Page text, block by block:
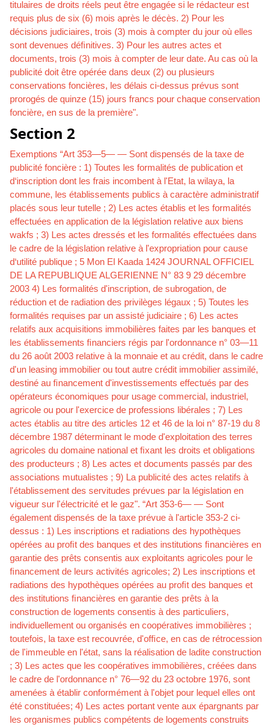
titulaires de droits réels peut être engagée si le rédacteur est
requis plus de six (6) mois après le décès. 2) Pour les
décisions judiciaires, trois (3) mois à compter du jour où elles
sont devenues déﬁnitives. 3) Pour les autres actes et
documents, trois (3) mois à compter de leur date. Au cas où la
publicité doit être opérée dans deux (2) ou plusieurs
conservations foncières, les délais ci-dessus prévus sont
prorogés de quinze (15) jours francs pour chaque conservation
foncière, en sus de la première".
Section 2
Exemptions “Art 353—5— — Sont dispensés de la taxe de
publicité foncière : 1) Toutes les formalités de publication et
d‘inscription dont les frais incombent à l'Etat, la wilaya, la
commune, les établissements publics à caractère administratif
placés sous leur tutelle ; 2) Les actes établis et les formalités
effectuées en application de la législation relative aux biens
wakfs ; 3) Les actes dressés et les formalités effectuées dans
le cadre de la législation relative à l'expropriation pour cause
d‘utilité publique ; 5 Mon El Kaada 1424 JOURNAL OFFICIEL
DE LA REPUBLIQUE ALGERIENNE N° 83 9 29 décembre
2003 4) Les formalités d'inscription, de subrogation, de
réduction et de radiation des privilèges légaux ; 5) Toutes les
formalités requises par un assisté judiciaire ; 6) Les actes
relatifs aux acquisitions immobilières faites par les banques et
les établissements ﬁnanciers régis par l'ordonnance n° 03—11
du 26 août 2003 relative à la monnaie et au crédit, dans le cadre
d'un leasing immobilier ou tout autre crédit immobilier assimilé,
destiné au ﬁnancement d'investissements effectués par des
opérateurs économiques pour usage commercial, industriel,
agricole ou pour l'exercice de professions libérales ; 7) Les
actes établis au titre des articles 12 et 46 de la loi n° 87-19 du 8
décembre 1987 déterminant le mode d'exploitation des terres
agricoles du domaine national et ﬁxant les droits et obligations
des producteurs ; 8) Les actes et documents passés par des
associations mutualistes ; 9) La publicité des actes relatifs à
l'établissement des servitudes prévues par la législation en
vigueur sur l'électricité et le gaz". “Art 353-6— — Sont
également dispensés de la taxe prévue à l'article 353-2 ci-
dessus : 1) Les inscriptions et radiations des hypothèques
opérées au proﬁt des banques et des institutions ﬁnancières en
garantie des prêts consentis aux exploitants agricoles pour le
ﬁnancement de leurs activités agricoles; 2) Les inscriptions et
radiations des hypothèques opérées au proﬁt des banques et
des institutions ﬁnancières en garantie des prêts à la
construction de logements consentis à des particuliers,
individuellement ou organisés en coopératives immobilières ;
toutefois, la taxe est recouvrée, d'ofﬁce, en cas de rétrocession
de l'immeuble en l'état, sans la réalisation de ladite construction
; 3) Les actes que les coopératives immobilières, créées dans
le cadre de l'ordonnance n° 76—92 du 23 octobre 1976, sont
amenées à établir conformément à l'objet pour lequel elles ont
été constituées; 4) Les actes portant vente aux épargnants par
les organismes publics compétents de logements construits